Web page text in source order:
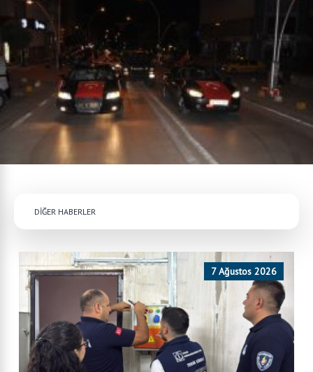
DİĞER HABERLER
7 Ağustos 2026